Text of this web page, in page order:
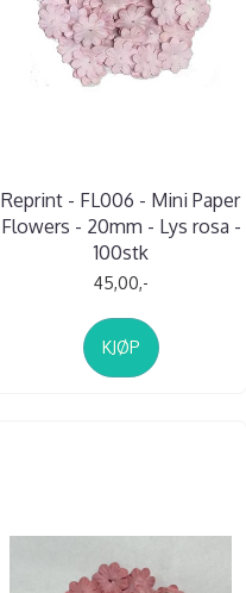
Reprint - FL006 - Mini Paper
Flowers - 20mm - Lys rosa -
100stk
45,00,-
KJØP